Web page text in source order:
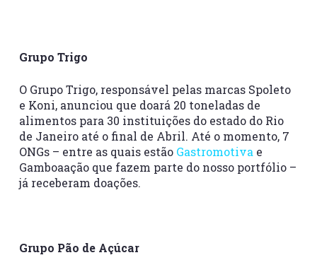
Grupo Trigo
O Grupo Trigo, responsável pelas marcas Spoleto
e Koni, anunciou que doará 20 toneladas de
alimentos para 30 instituições do estado do Rio
de Janeiro até o final de Abril. Até o momento, 7
ONGs – entre as quais estão Gastromotiva e
Gamboaação que fazem parte do nosso portfólio –
já receberam doações.
Grupo Pão de Açúcar